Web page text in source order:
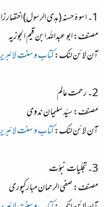
1۔ اسو ۂ حسنہ (ہدی الرسول) اختصارزادالمعاد فی ہدی خیر العباد
مصنف: ابو عبداللہ ابن قیم الجوزیہ
آن لائن لنک:کتاب و سنت
2۔ رحمت عالم
مصنف: سیّد سلیمان ندوی
آن لائن لنک:کتاب و سنت
3۔ تجلّیات نبوّت
مصنف: صفی الرحمان مبارکپوری